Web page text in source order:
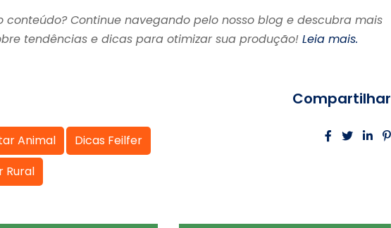
conteúdo? Continue navegando pelo nosso blog e descubra mais
tendências e dicas para otimizar sua produção! Leia mais.
Animal
Dicas Feilfer
Rural
Compartilhar